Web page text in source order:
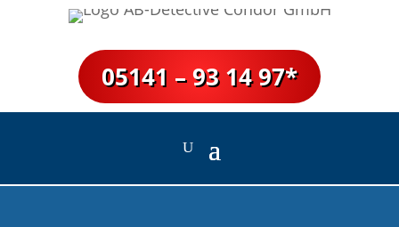
05141 – 93 14 97*